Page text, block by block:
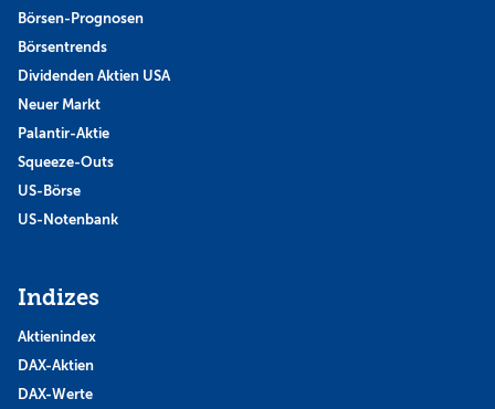
Börsen-Prognosen
Börsentrends
Dividenden Aktien USA
Neuer Markt
Palantir-Aktie
Squeeze-Outs
US-Börse
US-Notenbank
Indizes
Aktienindex
DAX-Aktien
DAX-Werte